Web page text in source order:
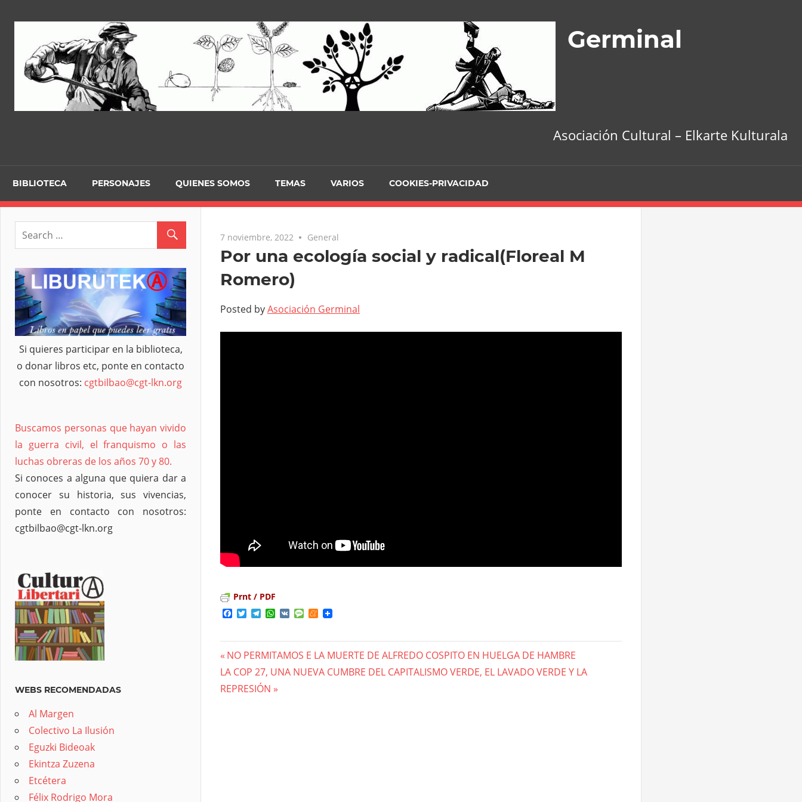
Germinal
Asociación Cultural – Elkarte Kulturala
BIBLIOTECA PERSONAJES QUIENES SOMOS TEMAS VARIOS COOKIES-PRIVACIDAD
7 noviembre, 2022 General
Por una ecología social y radical(Floreal M
Romero)
Posted byAsociación Germinal
Prnt / PDF
Facebook
TwitterTelegram
WhatsApp
VK MessageMeneame
Navegación
de
Previous
Post:
NO PERMITAMOS E LA MUERTE DE ALFREDO COSPITO EN HUELGA DE HAMBRE
Next
Post:
LA COP 27, UNA NUEVA CUMBRE DEL CAPITALISMO VERDE, EL LAVADO VERDE Y LA
REPRESIÓN
Si quieres participar en la biblioteca,
o donar libros etc, ponte en contacto
con nosotros: cgtbilbao@cgt-lkn.org
Buscamos personas que hayan vivido
la guerra civil, el franquismo o las
luchas obreras de los años 70 y 80.
Si conoces a alguna que quiera dar a
conocer su historia, sus vivencias,
ponte en contacto con nosotros:
cgtbilbao@cgt-lkn.org
WEBS RECOMENDADAS
Al Margen
Colectivo La Ilusión
Eguzki Bideoak
Ekintza Zuzena
Etcétera
Félix Rodrigo Mora